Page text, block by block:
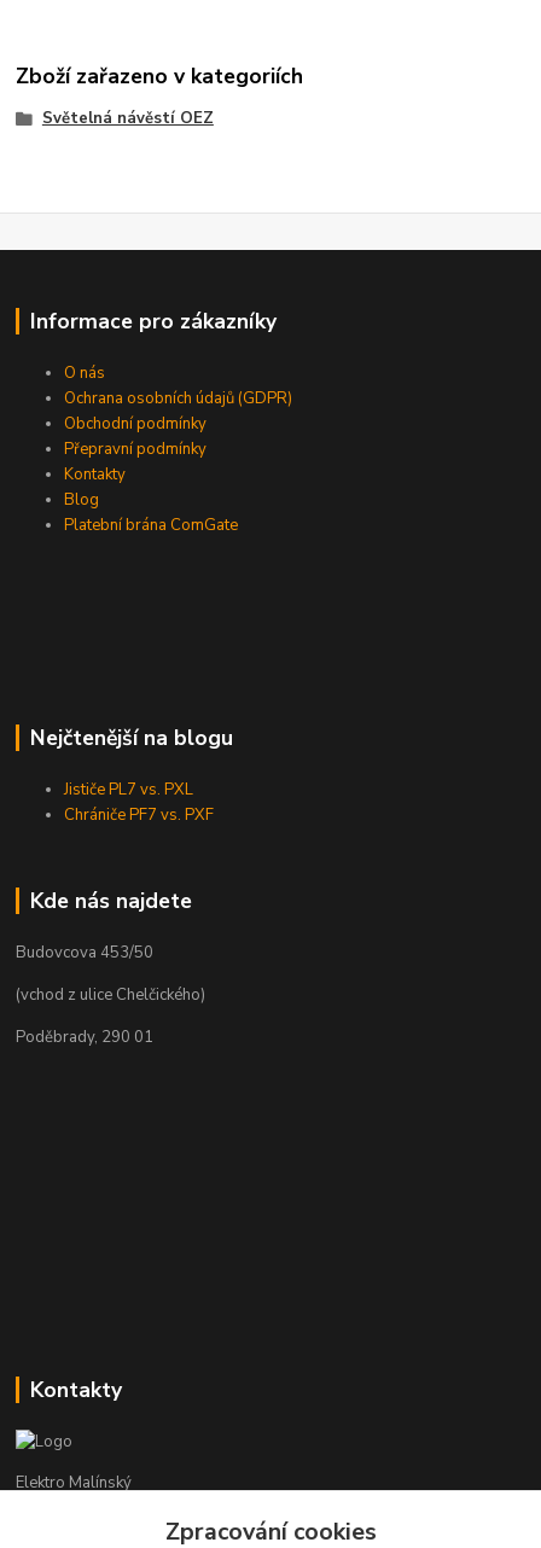
Zboží zařazeno v kategoriích
Světelná návěstí OEZ
Informace pro zákazníky
O nás
Ochrana osobních údajů (GDPR)
Obchodní podmínky
Přepravní podmínky
Kontakty
Blog
Platební brána ComGate
Nejčtenější na blogu
Jističe PL7 vs. PXL
Chrániče PF7 vs. PXF
Kde nás najdete
Budovcova 453/50
(vchod z ulice Chelčického)
Poděbrady, 290 01
Kontakty
Elektro Malínský
Zpracování cookies